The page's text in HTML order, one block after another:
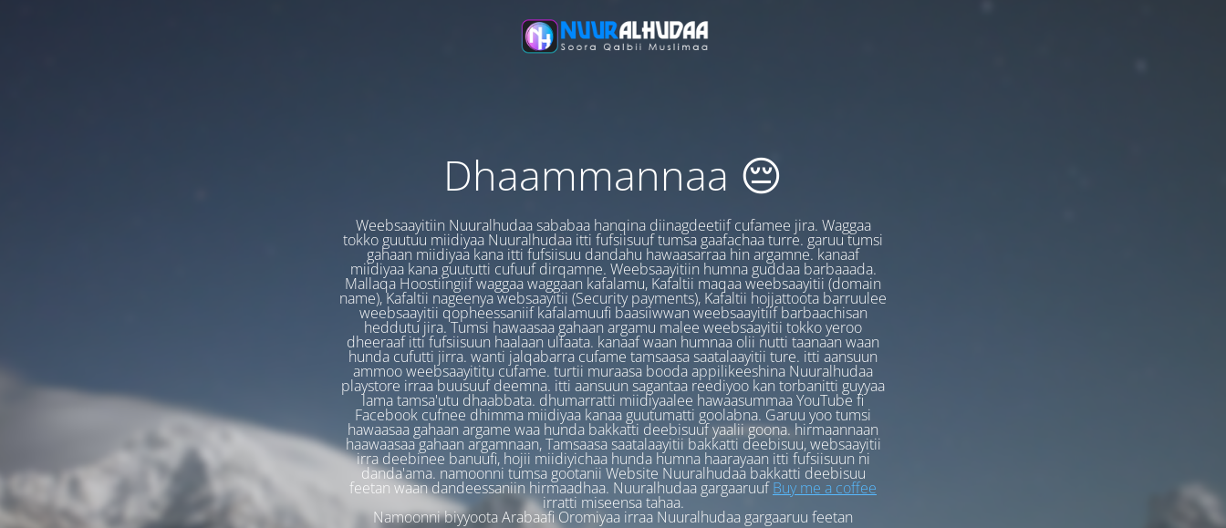
Dhaammannaa 😔
Weebsaayitiin Nuuralhudaa sababaa hanqina diinagdeetiif cufamee jira. Waggaa
tokko guutuu miidiyaa Nuuralhudaa itti fufsiisuuf tumsa gaafachaa turre. garuu tumsi
gahaan miidiyaa kana itti fufsiisuu dandahu hawaasarraa hin argamne. kanaaf
miidiyaa kana guututti cufuuf dirqamne. Weebsaayitiin humna guddaa barbaaada.
Mallaqa Hoostiingiif waggaa waggaan kafalamu, Kafaltii maqaa weebsaayitii (domain
name), Kafaltii nageenya websaayitii (Security payments), Kafaltii hojjattoota barruulee
weebsaayitii qopheessaniif kafalamuufi baasiiwwan weebsaayitiif barbaachisan
heddutu jira. Tumsi hawaasaa gahaan argamu malee weebsaayitii tokko yeroo
dheeraaf itti fufsiisuun haalaan ulfaata. kanaaf waan humnaa olii nutti taanaan waan
hunda cufutti jirra. wanti jalqabarra cufame tamsaasa saatalaayitii ture. itti aansuun
ammoo weebsaayititu cufame. turtii muraasa booda appilikeeshina Nuuralhudaa
playstore irraa buusuuf deemna. itti aansuun sagantaa reediyoo kan torbanitti guyyaa
lama tamsa'utu dhaabbata. dhumarratti miidiyaalee hawaasummaa YouTube fi
Facebook cufnee dhimma miidiyaa kanaa guutumatti goolabna. Garuu yoo tumsi
hawaasaa gahaan argame waa hunda bakkatti deebisuuf yaalii goona. hirmaannaan
haawaasaa gahaan argamnaan, Tamsaasa saatalaayitii bakkatti deebisuu, websaayitii
irra deebinee banuufi, hojii miidiyichaa hunda humna haarayaan itti fufsiisuun ni
danda'ama. namoonni tumsa gootanii Website Nuuralhudaa bakkatti deebisuu
feetan waan dandeessaniin hirmaadhaa. Nuuralhudaa gargaaruufBuy me a coffee
irratti miseensa tahaa.
Namoonni biyyoota Arabaafi Oromiyaa irraa Nuuralhudaa gargaaruu feetan